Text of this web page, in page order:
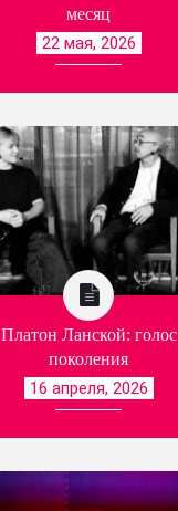
месяц
22 мая, 2026
Платон Ланской: голос
поколения
16 апреля, 2026